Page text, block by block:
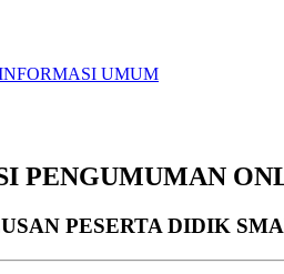
UMUM
PENGUMUMAN
PESERTA DIDIK